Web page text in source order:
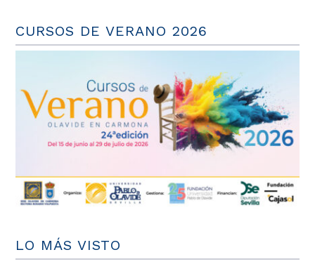
CURSOS DE VERANO 2026
LO MÁS VISTO